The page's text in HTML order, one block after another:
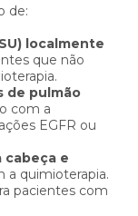
de:
localmente
que não
de pulmão
com a
EGFR ou
cabeça e
a quimioterapia.
pacientes com